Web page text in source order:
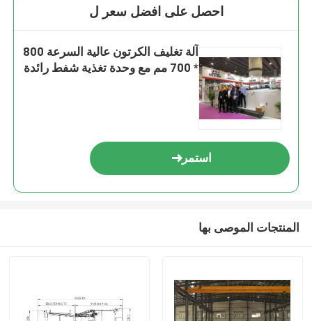
احصل على افضل سعر ل
آلة تغليف الكرتون عالية السرعة 800
* 700 مم مع وحدة تغذية شفط رائدة
استمر
المنتجات الموصى بها